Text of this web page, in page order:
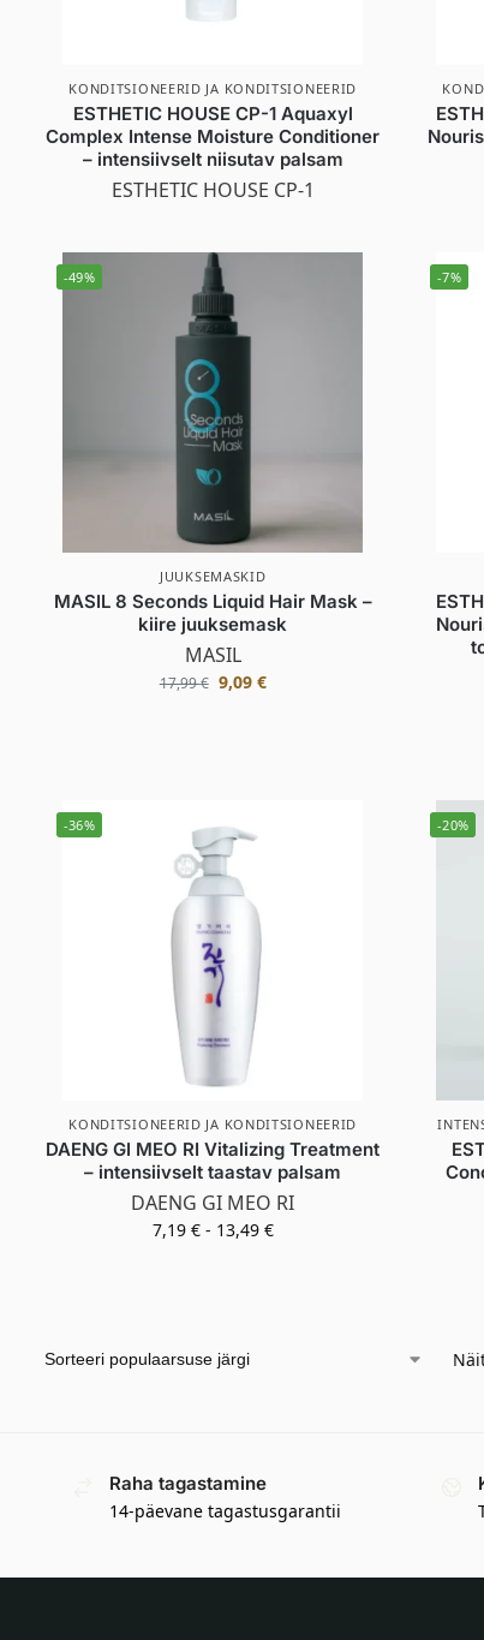
KONDITSIONEERID JA KONDITSIONEERID
ESTHETIC HOUSE CP-1 Aquaxyl
Complex Intense Moisture Conditioner
– intensiivselt niisutav palsam
ESTHETIC HOUSE CP-1
-49%
JUUKSEMASKID
MASIL 8 Seconds Liquid Hair Mask –
kiire juuksemask
MASIL
17,99€ 9,09 €
-7%
-36%
KONDITSIONEERID JA KONDITSIONEERID
DAENG GI MEO RI Vitalizing Treatment
– intensiivselt taastav palsam
DAENG GI MEO RI
7,19 € - 13,49 €
-20%
Raha tagastamine
14-päevane tagastusgarantii